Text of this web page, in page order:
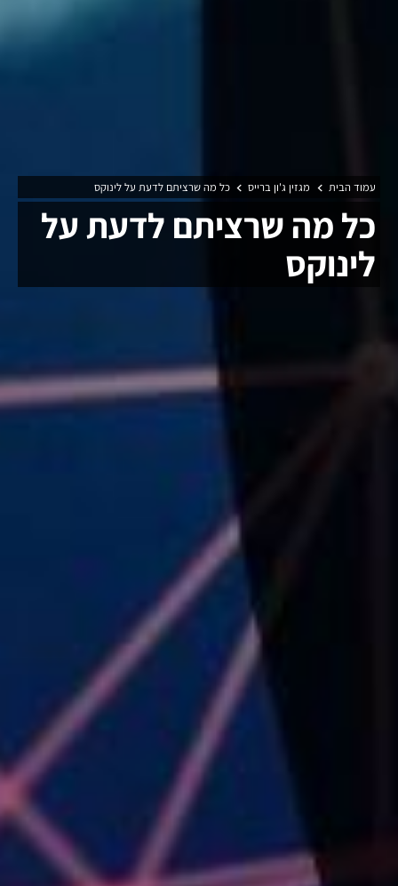
עמוד הבית מגזין ג'ון ברייס כל מה שרציתם לדעת על לינוקס
כל מה שרציתם לדעת על
לינוקס